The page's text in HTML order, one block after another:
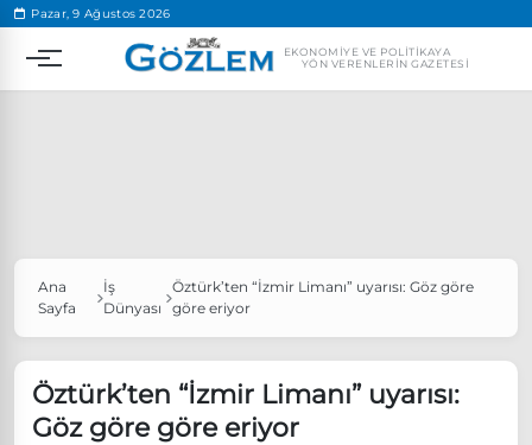
Pazar, 9 Ağustos 2026
EKONOMIYE VE POLITIKAYA
YÖN VERENLERIN GAZETESI
Popüler Aramalar
Özgür Özel, Ekrem İmamoğlu’nu ziyaret edecek
Ünlü çift bir etkinliğe daha katılmama kararı aldı
Ana
Sayfa
İş
Dünyası
Öztürk’ten “İzmir Limanı” uyarısı: Göz göre
göre eriyor
Öztürk’ten “İzmir Limanı” uyarısı:
Göz göre göre eriyor